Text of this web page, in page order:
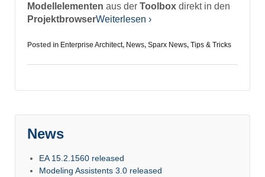
Modellelementen aus der Toolbox direkt in den
ProjektbrowserWeiterlesen ›
Posted in Enterprise Architect, News, Sparx News, Tips & Tricks
News
EA 15.2.1560 released
Modeling Assistents 3.0 released